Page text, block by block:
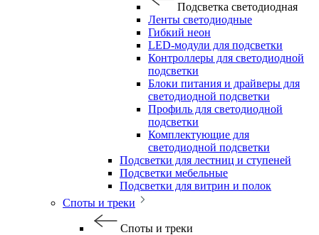
Подсветка светодиодная
Ленты светодиодные
Гибкий неон
LED-модули для подсветки
Контроллеры для светодиодной
подсветки
Блоки питания и драйверы для
светодиодной подсветки
Профиль для светодиодной
подсветки
Комплектующие для
светодиодной подсветки
Подсветки для лестниц и ступеней
Подсветки мебельные
Подсветки для витрин и полок
Споты и треки
Споты и треки